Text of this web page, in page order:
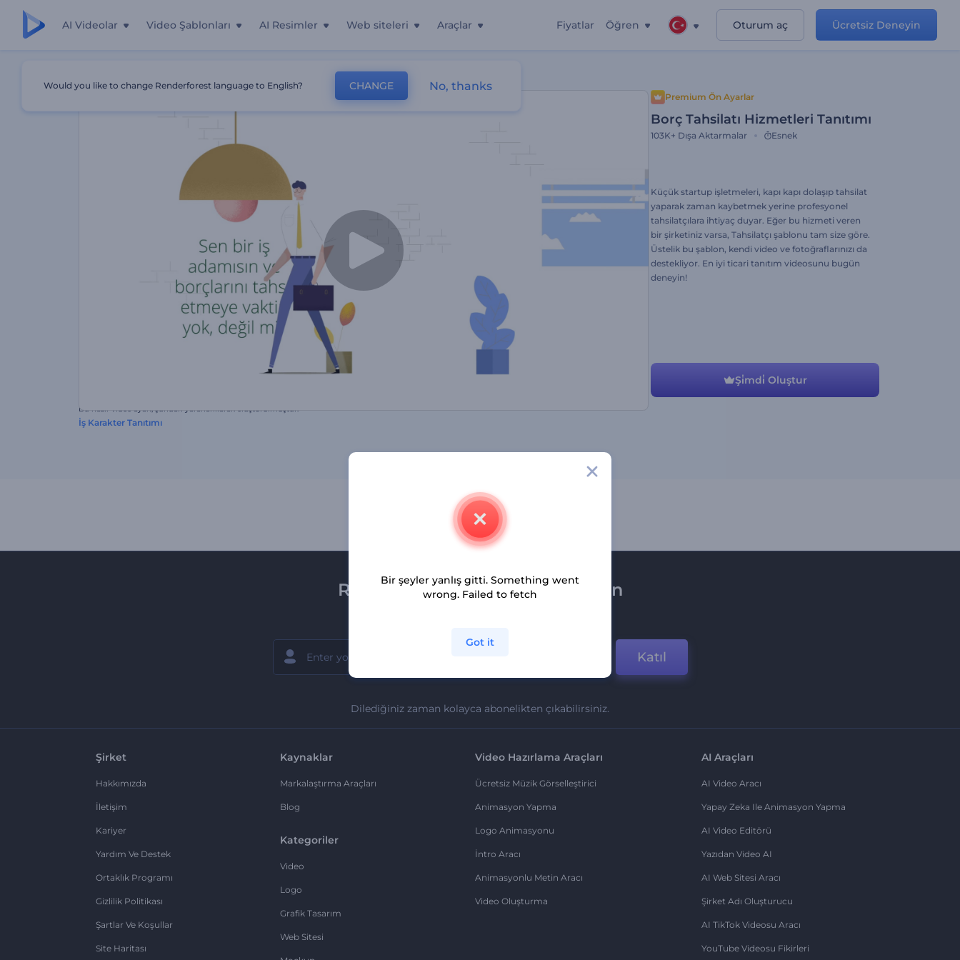
AI Videolar Video Şablonları AI Resimler Web siteleri Araçlar Fiyatlar Öğren Oturum aç Ücretsiz Deneyin
Premium Ön Ayarlar
Borç Tahsilatı Hizmetleri Tanıtımı
103K+ Dışa Aktarmalar Esnek
Küçük startup işletmeleri, kapı kapı dolaşıp tahsilat
yaparak zaman kaybetmek yerine profesyonel
tahsilatçılara ihtiyaç duyar. Eğer bu hizmeti veren
bir şirketiniz varsa, Tahsilatçı şablonu tam size göre.
Üstelik bu şablon, kendi video ve fotoğraflarınızı da
destekliyor. En iyi ticari tanıtım videosunu bugün
deneyin!
Şi̇mdi̇ Oluştur
Bu hazır video ayarı, şundan yararlanılarak oluşturulmuştur:
İş Karakter Tanıtımı
Renderforest bültenine üye olun
Katıl
Dilediğiniz zaman kolayca abonelikten çıkabilirsiniz.
Şirket
Hakkımızda
İletişim
Kariyer
Yardım Ve Destek
Ortaklık Programı
Gizlilik Politikası
Şartlar Ve Koşullar
Site Haritası
Kaynaklar
Markalaştırma Araçları
Blog
Kategoriler
Video
Logo
Grafik Tasarım
Web Sitesi
Video Hazırlama Araçları
Ücretsiz Müzik Görselleştirici
Animasyon Yapma
Logo Animasyonu
İntro Aracı
Animasyonlu Metin Aracı
Video Oluşturma
AI Araçları
AI Video Aracı
Yapay Zeka Ile Animasyon Yapma
AI Video Editörü
Yazıdan Video AI
AI Web Sitesi Aracı
Şirket Adı Oluşturucu
AI TikTok Videosu Aracı
YouTube Videosu Fikirleri
Would you like to change Renderforest language to English? CHANGE No, thanks
Bir şeyler yanlış gitti. Something went
wrong. Failed to fetch
Got it